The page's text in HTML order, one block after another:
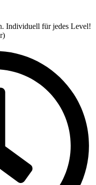
Individuell für jedes Level!